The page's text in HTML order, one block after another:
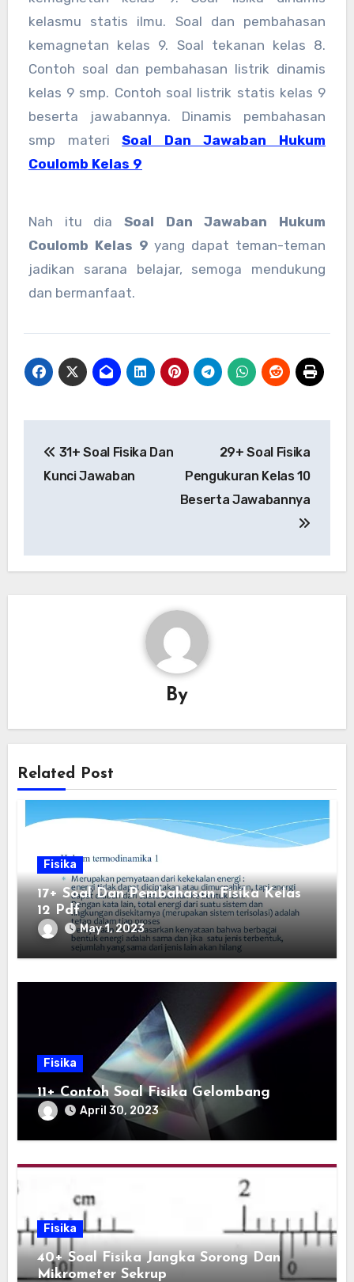
kelasmu statis ilmu. Soal dan pembahasan
kemagnetan kelas 9. Soal tekanan kelas 8.
Contoh soal dan pembahasan listrik dinamis
kelas 9 smp. Contoh soal listrik statis kelas 9
beserta jawabannya. Dinamis pembahasan
smp materiSoal Dan Jawaban Hukum
Coulomb Kelas 9
Nah itu dia Soal Dan Jawaban Hukum
Coulomb Kelas 9 yang dapat teman-teman
jadikan sarana belajar, semoga mendukung
dan bermanfaat.
navigation
31+ Soal Fisika Dan
Kunci Jawaban
29+ Soal Fisika
Pengukuran Kelas 10
Beserta Jawabannya
By
Related Post
Fisika
17+ Soal Dan Pembahasan Fisika Kelas
12 Pdf
May 1, 2023
Fisika
11+ Contoh Soal Fisika Gelombang
April 30, 2023
Fisika
40+ Soal Fisika Jangka Sorong Dan
Mikrometer Sekrup